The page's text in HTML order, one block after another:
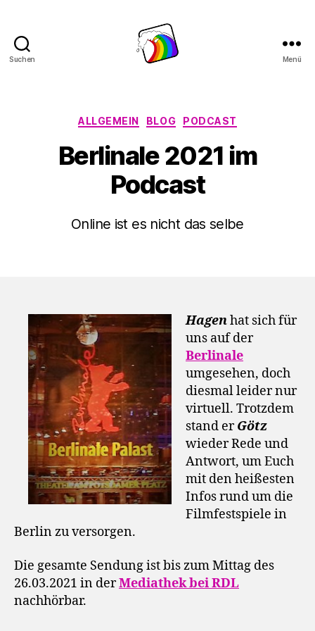
Suchen Menü
Kategorien
ALLGEMEIN BLOG PODCAST
Berlinale 2021 im
Podcast
Online ist es nicht das selbe
Hagenhat sich für
uns auf der
Berlinale
umgesehen, doch
diesmal leider nur
virtuell. Trotzdem
stand erGötz
wieder Rede und
Antwort, um Euch
mit den heißesten
Infos rund um die
Filmfestspiele in
Berlin zu versorgen.
Die gesamte Sendung ist bis zum Mittag des
26.03.2021 in derMediathek bei RDL
nachhörbar.